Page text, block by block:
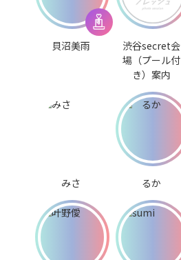
貝沼美雨
渋谷secret会
場（プール付
き）案内
みさ るか